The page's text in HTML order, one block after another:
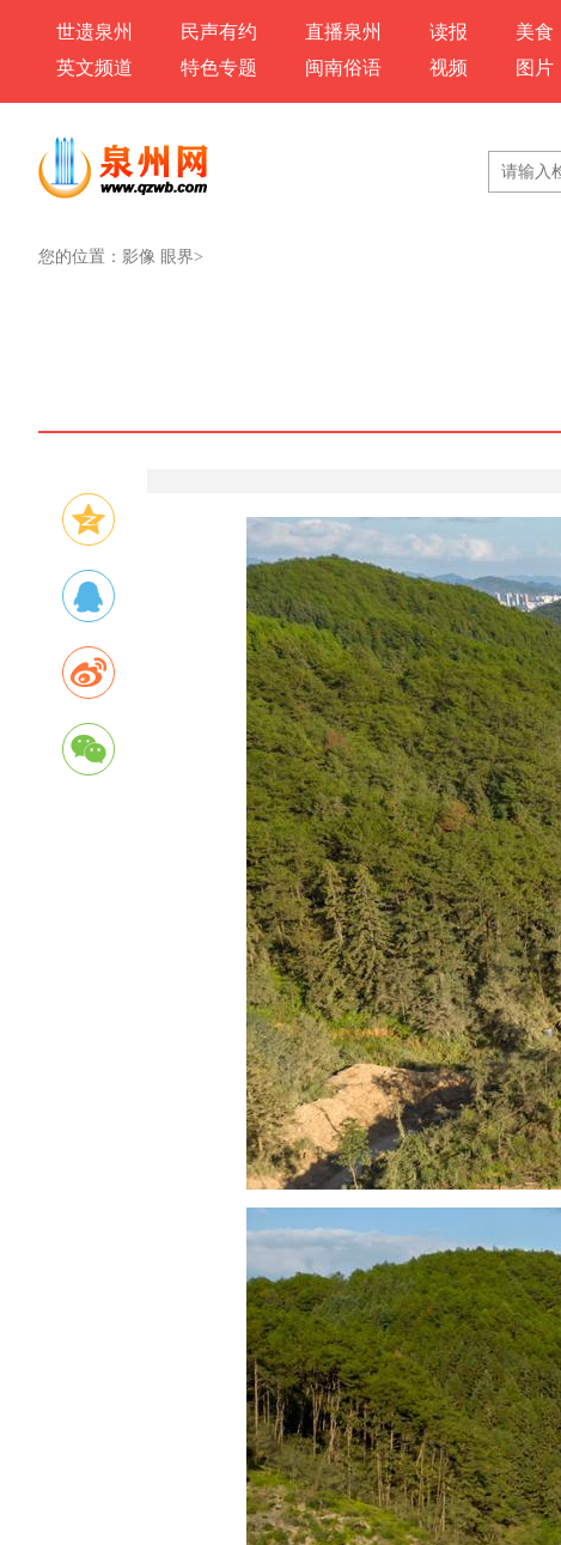
世遗泉州 民声有约 直播泉州 读报 美食
英文频道
特色专题 闽南俗语 视频 图片
您的位置： 影像 眼界>